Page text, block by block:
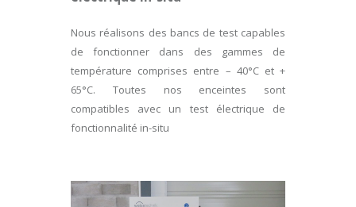
Nous réalisons des bancs de test capables
de fonctionner dans des gammes de
température comprises entre – 40°C et +
65°C. Toutes nos enceintes sont
compatibles avec un test électrique de
fonctionnalité in-situ